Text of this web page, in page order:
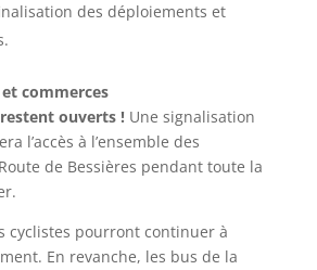
des déploiements et
commerces
ouverts !Une signalisation
l’accès à l’ensemble des
de Bessières pendant toute la
cyclistes pourront continuer à
En revanche, les bus de la